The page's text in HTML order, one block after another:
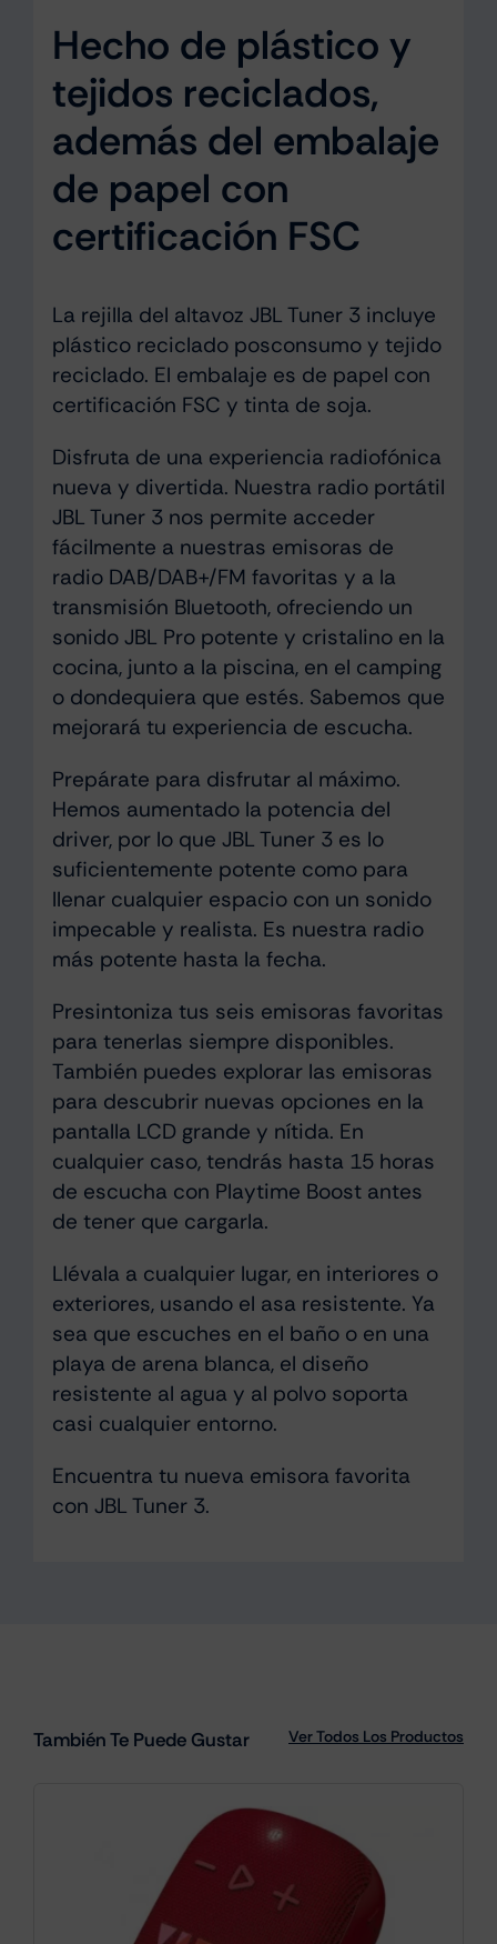
Hecho de plástico y
tejidos reciclados,
además del embalaje
de papel con
certificación FSC
La rejilla del altavoz JBL Tuner 3 incluye
plástico reciclado posconsumo y tejido
reciclado. El embalaje es de papel con
certificación FSC y tinta de soja.
Disfruta de una experiencia radiofónica
nueva y divertida. Nuestra radio portátil
JBL Tuner 3 nos permite acceder
fácilmente a nuestras emisoras de
radio DAB/DAB+/FM favoritas y a la
transmisión Bluetooth, ofreciendo un
sonido JBL Pro potente y cristalino en la
cocina, junto a la piscina, en el camping
o dondequiera que estés. Sabemos que
mejorará tu experiencia de escucha.
Prepárate para disfrutar al máximo.
Hemos aumentado la potencia del
driver, por lo que JBL Tuner 3 es lo
suficientemente potente como para
llenar cualquier espacio con un sonido
impecable y realista. Es nuestra radio
más potente hasta la fecha.
Presintoniza tus seis emisoras favoritas
para tenerlas siempre disponibles.
También puedes explorar las emisoras
para descubrir nuevas opciones en la
pantalla LCD grande y nítida. En
cualquier caso, tendrás hasta 15 horas
de escucha con Playtime Boost antes
de tener que cargarla.
Llévala a cualquier lugar, en interiores o
exteriores, usando el asa resistente. Ya
sea que escuches en el baño o en una
playa de arena blanca, el diseño
resistente al agua y al polvo soporta
casi cualquier entorno.
Encuentra tu nueva emisora favorita
con JBL Tuner 3.
También Te Puede Gustar Ver Todos Los Productos